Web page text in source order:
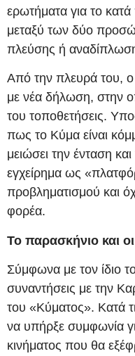
ερωτήματα για το
μεταξύ των δύο
πλεύσης ή
Από την πλευρά του,
με νέα δήλωση, στην
του τοποθετήσεις.
πως το Κύμα είναι
μειώσει την ένταση
εγχείρημα ως
προβληματισμού και
φορέα.
Το παρασκήνιο και
Σύμφωνα με τον ίδιο
συναντήσεις με την
του «Κύματος». Κατά
να υπήρξε συμφωνία
κινήματος που θα